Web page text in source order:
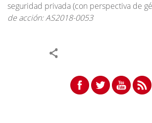
seguridad privada (con perspectiva de
de acción: AS2018-0053